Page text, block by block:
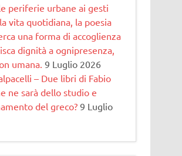
periferie urbane ai gesti
vita quotidiana, la poesia
una forma di accoglienza
dignità a ognipresenza,
umana. 9 Luglio 2026
– Due libri di Fabio
ne sarà dello studio e
del greco? 9 Luglio